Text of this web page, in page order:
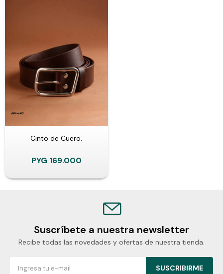
Cinto de Cuero.
PYG 169.000
Suscríbete a nuestra newsletter
Recibe todas las novedades y ofertas de nuestra tienda.
SUSCRIBIRME